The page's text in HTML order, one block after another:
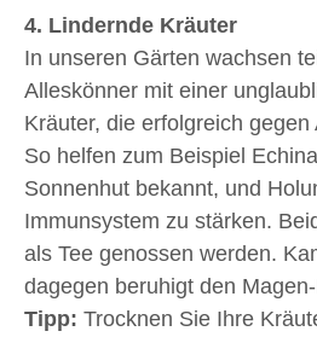
4. Lindernde Kräuter
In unseren Gärten wachsen
Alleskönner mit einer
Kräuter, die erfolgreich
So helfen zum Beispiel
Sonnenhut bekannt, und
Immunsystem zu stärken.
als Tee genossen werden.
dagegen beruhigt den
Tipp: Trocknen Sie Ihre